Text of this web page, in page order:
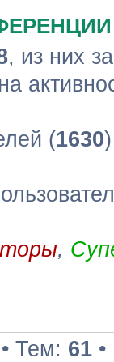
, из них
(1630
,
• Тем: 61